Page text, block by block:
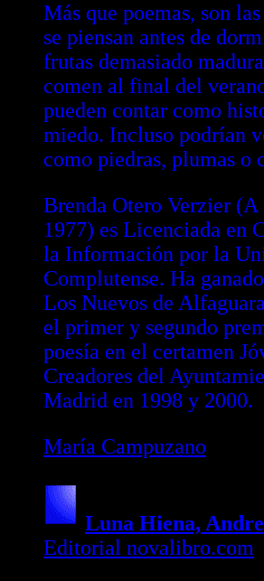
Más que poemas, son
se piensan antes de
frutas demasiado
comen al final del
pueden contar como
miedo. Incluso podrían
como piedras, plumas o
Brenda Otero Verzier (A
1977) es Licenciada en
la Información por la
Complutense. Ha
Los Nuevos de
el primer y segundo
poesía en el certamen
Creadores del
Madrid en 1998 y 2000.
María Campuzano
Luna Hiena,
Editorial novalibro.com